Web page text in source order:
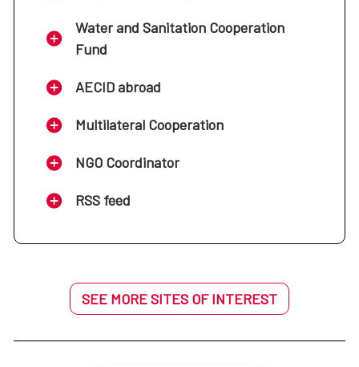
Water and Sanitation Cooperation
Fund
AECID abroad
Multilateral Cooperation
NGO Coordinator
RSS feed
SEE MORE SITES OF INTEREST